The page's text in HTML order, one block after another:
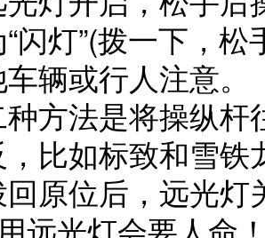
闪灯”(拨一下，
辆或行人注意。
法是将操纵杆
比如标致和雪
原位后，远光灯